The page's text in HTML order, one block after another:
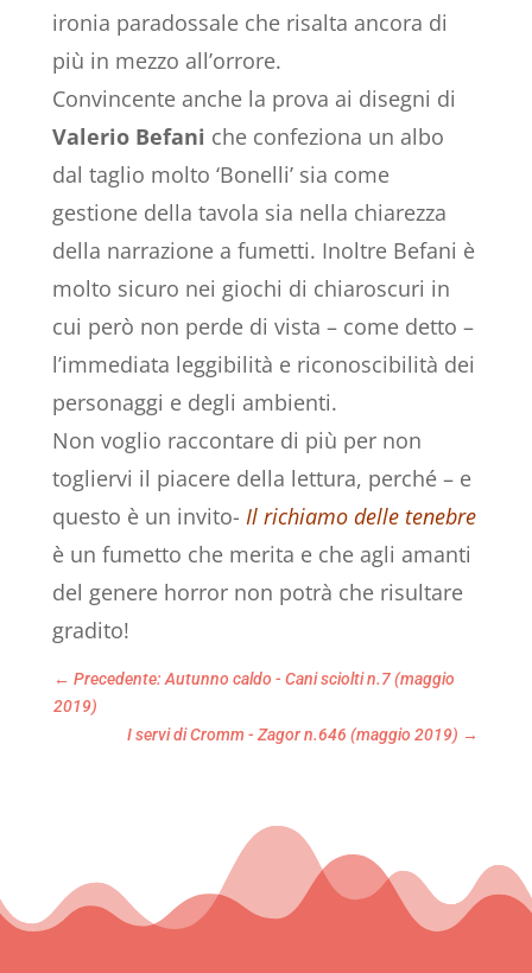
ironia paradossale che risalta ancora di
più in mezzo all’orrore.
Convincente anche la prova ai disegni di
Valerio Befani che confeziona un albo
dal taglio molto ‘Bonelli’ sia come
gestione della tavola sia nella chiarezza
della narrazione a fumetti. Inoltre Befani è
molto sicuro nei giochi di chiaroscuri in
cui però non perde di vista – come detto –
l’immediata leggibilità e riconoscibilità dei
personaggi e degli ambienti.
Non voglio raccontare di più per non
togliervi il piacere della lettura, perché – e
questo è un invito- Il richiamo delle tenebre
è un fumetto che merita e che agli amanti
del genere horror non potrà che risultare
gradito!
← Precedente: Autunno caldo - Cani sciolti n.7 (maggio
2019)
I servi di Cromm - Zagor n.646 (maggio 2019) →